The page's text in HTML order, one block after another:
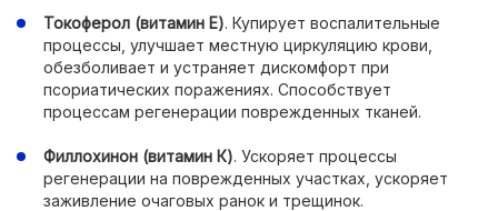
Токоферол (витамин Е). Купирует воспалительные
процессы, улучшает местную циркуляцию крови,
обезболивает и устраняет дискомфорт при
псориатических поражениях. Способствует
процессам регенерации поврежденных тканей.
Филлохинон (витамин К). Ускоряет процессы
регенерации на поврежденных участках, ускоряет
заживление очаговых ранок и трещинок.